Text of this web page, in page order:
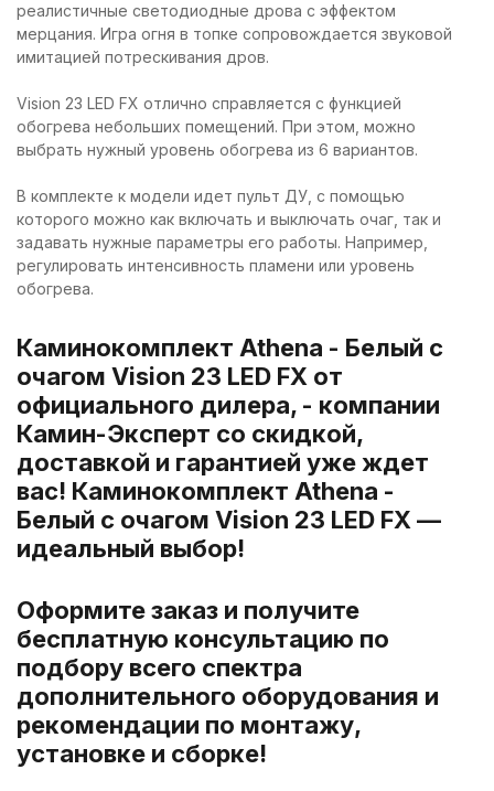
реалистичные светодиодные дрова с эффектом
мерцания. Игра огня в топке сопровождается звуковой
имитацией потрескивания дров.
Vision 23 LED FX отлично справляется с функцией
обогрева небольших помещений. При этом, можно
выбрать нужный уровень обогрева из 6 вариантов.
В комплекте к модели идет пульт ДУ, с помощью
которого можно как включать и выключать очаг, так и
задавать нужные параметры его работы. Например,
регулировать интенсивность пламени или уровень
обогрева.
Каминокомплект Athena - Белый с
очагом Vision 23 LED FX от
официального дилера, - компании
Камин-Эксперт со скидкой,
доставкой и гарантией уже ждет
вас! Каминокомплект Athena -
Белый с очагом Vision 23 LED FX —
идеальный выбор!
Оформите заказ и получите
бесплатную консультацию по
подбору всего спектра
дополнительного оборудования и
рекомендации по монтажу,
установке и сборке!